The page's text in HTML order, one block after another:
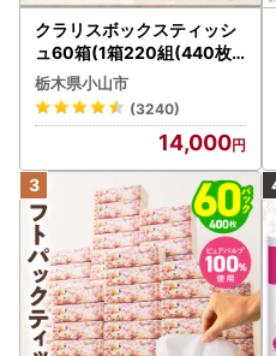
クラリスボックスティッシ
ュ60箱(1箱220組(440枚))
(5個入り×12セット)【配送
不可地域：離島・沖縄県】
【1256759】
栃木県小山市
(3240)
14,000